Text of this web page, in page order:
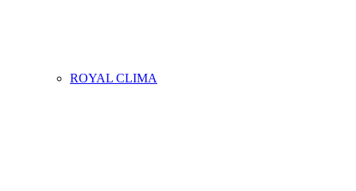
ROYAL CLIMA